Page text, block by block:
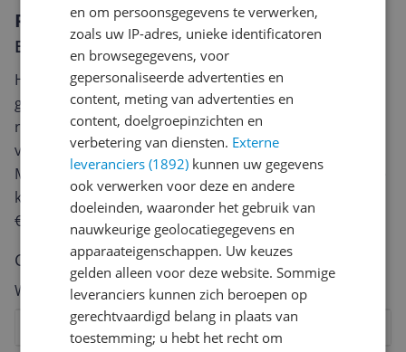
Reviews
Er zijn nog geen reviews geschreven
Heb jij dit product in bezit en wil je graag je mening
geven? Start dan hieronder met het schrijven van je
review. Afhankelijk van de details duurt het schrijven
van een review gemiddeld tussen de 3 en 10 minuten.
Met jouw mening help je andere bezoekers een betere
keuze te maken én maak je iedere maand kans op
€250,-!
Klik hier voor de actievoorwaarden.
Cijfer
Welk cijfer geef jij dit product?
8
7
6
5
4
3
2
en om persoonsgegevens te verwerken,
zoals uw IP-adres, unieke identificatoren
en browsegegevens, voor
gepersonaliseerde advertenties en
content, meting van advertenties en
content, doelgroepinzichten en
verbetering van diensten. Externe
leveranciers (1892) kunnen uw gegevens
ook verwerken voor deze en andere
doeleinden, waaronder het gebruik van
nauwkeurige geolocatiegegevens en
apparaateigenschappen. Uw keuzes
gelden alleen voor deze website. Sommige
leveranciers kunnen zich beroepen op
gerechtvaardigd belang in plaats van
toestemming; u hebt het recht om